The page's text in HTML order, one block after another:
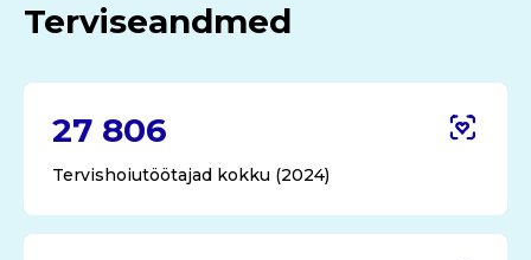
Terviseandmed
27 806
Tervishoiutöötajad kokku (2024)